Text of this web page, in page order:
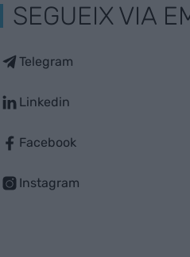
SEGUEIX VIA
Telegram
Linkedin
Facebook
Instagram